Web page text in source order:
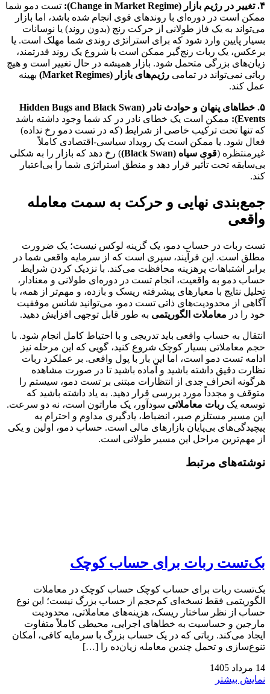
۴. تغییر در رژیم بازار (Change in Market Regime):
تست دمو شما
ممکن است در دوره‌ای با روندهای قوی انجام شده باشد، اما بازار
می‌تواند به یک فاز طولانی از حرکت رنج (بدون روند) یا نوسانات
بسیار پایین وارد شود که برای استراتژی روندی شما مهلک است. یا
برعکس، یک ربات رنج‌گیر ممکن است با شروع یک روند قدرتمند،
زیان‌های بزرگی متحمل شود. بازار همیشه در حال تغییر است و هیچ
رباتی نمی‌تواند در تمامی رژیم‌های بازار (Market Regimes)
بهینه
عمل کند.
۵. خطاهای پنهان و حوادث نادر (Hidden Bugs and Black Swan
Events):
ممکن است یک خطای نادر در کد شما وجود داشته باشد
که تنها تحت ترکیب خاصی از شرایط (که در تست دمو رخ نداده)
فعال شود. یا ممکن است یک رویداد سیاسی-اقتصادی کاملاً
غیرمنتظره (قوی سیاه (Black Swan)
) رخ دهد که بازار را به شکلی
بی‌سابقه تحت تأثیر قرار دهد و منطق استراتژی شما را بی‌اعتبار
کند.
جمع‌بندی نهایی و حرکت به سمت معامله
واقعی
تست ربات در حساب دمو، یک گزینه لوکس نیست؛ یک ضرورت
مطلق است. این فرآیند، سپری است که از سرمایه واقعی شما در
برابر اشتباهات پرهزینه محافظت می‌کند. با نزدیک کردن شرایط
حساب دمو به واقعیت، انجام تست در دوره‌ای طولانی و معنادار،
تحلیل نتایج با معیارهای پیشرفته ریسک و بازده، و مهم‌تر از همه، با
آگاهی از محدودیت‌های ذاتی تست دمو، می‌توانید شانس موفقیت
خود را در معاملات الگوریتمی به طور قابل توجهی افزایش دهید.
انتقال به حساب واقعی باید تدریجی و با احتیاط کامل انجام شود. با
حجم معاملاتی بسیار کوچک شروع کنید، گویی که این مرحله نیز
ادامه تست دمو است، اما این بار با پول واقعی. بر عملکرد ربات
نظارت دقیق داشته باشید و آماده باشید تا در صورت مشاهده
هرگونه انحراف جدی از انتظارات مبتنی بر تست دمو، سیستم را
متوقف و مجدداً مورد بررسی قرار دهید. به یاد داشته باشید که
توسعه یک ربات معاملاتی سودآور، یک ماراتون است، نه دو سرعت.
این مسیر مستلزم صبر، انضباط، یادگیری مداوم و احترام به
پیچیدگی‌های بی‌پایان بازارهای مالی است. حساب دمو، اولین و یکی
از مهم‌ترین مراحل این مسیر طولانی است.
نوشته‌های مرتبط
بک‌تست ربات برای حساب کوچک
بک‌تست ربات برای حساب کوچک حساب کوچک در معاملات
الگوریتمی فقط نسخه‌ای کم‌حجم از حساب بزرگ نیست؛ این نوع
حساب از نظر ساختار ریسک، هزینه‌های معاملاتی، محدودیت
مارجین و حساسیت به خطاهای اجرایی، محیطی کاملاً متفاوت
ایجاد می‌کند. رباتی که در یک حساب بزرگ با سرمایه کافی، امکان
تنوع‌سازی و تحمل چندین معامله زیان‌ده را […]
14 مرداد 1405
نمایش بیشتر